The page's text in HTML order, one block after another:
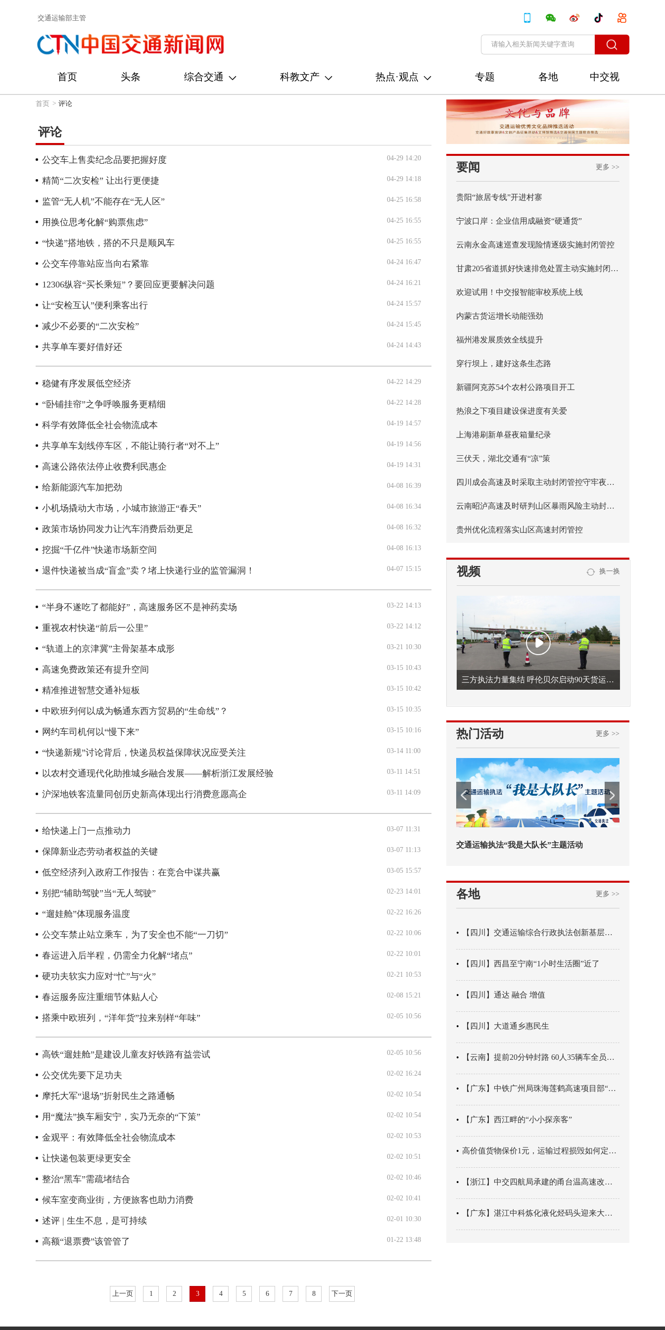
交通运输部主管
首页 头条 综合交通 科教文产 热点·观点 专题 各地
中交视
讯
首页 > 评论
评论
公交车上售卖纪念品要把握好度 04-29 14:20
精简“二次安检” 让出行更便捷 04-29 14:18
监管“无人机”不能存在“无人区” 04-25 16:58
用换位思考化解“购票焦虑” 04-25 16:55
“快递”搭地铁，搭的不只是顺风车 04-25 16:55
公交车停靠站应当向右紧靠 04-24 16:47
12306纵容“买长乘短”？要回应更要解决问题 04-24 16:21
让“安检互认”便利乘客出行 04-24 15:57
减少不必要的“二次安检” 04-24 15:45
共享单车要好借好还 04-24 14:43
稳健有序发展低空经济 04-22 14:29
“卧铺挂帘”之争呼唤服务更精细 04-22 14:28
科学有效降低全社会物流成本 04-19 14:57
共享单车划线停车区，不能让骑行者“对不上” 04-19 14:56
高速公路依法停止收费利民惠企 04-19 14:31
给新能源汽车加把劲 04-08 16:39
小机场撬动大市场，小城市旅游正“春天” 04-08 16:34
政策市场协同发力让汽车消费后劲更足 04-08 16:32
挖掘“千亿件”快递市场新空间 04-08 16:13
退件快递被当成“盲盒”卖？堵上快递行业的监管漏洞！ 04-07 15:15
“半身不遂吃了都能好”，高速服务区不是神药卖场 03-22 14:13
重视农村快递“前后一公里” 03-22 14:12
“轨道上的京津冀”主骨架基本成形 03-21 10:30
高速免费政策还有提升空间 03-15 10:43
精准推进智慧交通补短板 03-15 10:42
中欧班列何以成为畅通东西方贸易的“生命线”？ 03-15 10:35
网约车司机何以“慢下来” 03-15 10:16
“快递新规”讨论背后，快递员权益保障状况应受关注 03-14 11:00
以农村交通现代化助推城乡融合发展——解析浙江发展经验 03-11 14:51
沪深地铁客流量同创历史新高体现出行消费意愿高企 03-11 14:09
给快递上门一点推动力 03-07 11:31
保障新业态劳动者权益的关键 03-07 11:13
低空经济列入政府工作报告：在竞合中谋共赢 03-05 15:57
别把“辅助驾驶”当“无人驾驶” 02-23 14:01
“遛娃舱”体现服务温度 02-22 16:26
公交车禁止站立乘车，为了安全也不能“一刀切” 02-22 10:06
春运进入后半程，仍需全力化解“堵点” 02-22 10:01
硬功夫软实力应对“忙”与“火” 02-21 10:53
春运服务应注重细节体贴人心 02-08 15:21
搭乘中欧班列，“洋年货”拉来别样“年味” 02-05 10:56
高铁“遛娃舱”是建设儿童友好铁路有益尝试 02-05 10:56
公交优先要下足功夫 02-02 16:24
摩托大军“退场”折射民生之路通畅 02-02 10:54
用“魔法”换车厢安宁，实乃无奈的“下策” 02-02 10:54
金观平：有效降低全社会物流成本 02-02 10:53
让快递包装更绿更安全 02-02 10:51
整治“黑车”需疏堵结合 02-02 10:46
候车室变商业街，方便旅客也助力消费 02-02 10:41
述评 | 生生不息，是可持续 02-01 10:30
高额“退票费”该管管了 01-22 13:48
上一页 1 2 3 4 5 6 7 8 下一页
要闻 更多 >>
贵阳“旅居专线”开进村寨
宁波口岸：企业信用成融资“硬通货”
云南永金高速巡查发现险情逐级实施封闭管控
甘肃205省道抓好快速排危处置主动实施封闭管控
欢迎试用！中交报智能审校系统上线
内蒙古货运增长动能强劲
福州港发展质效全线提升
穿行坝上，建好这条生态路
新疆阿克苏54个农村公路项目开工
热浪之下项目建设保进度有关爱
上海港刷新单昼夜箱量纪录
三伏天，湖北交通有“凉”策
四川成会高速及时采取主动封闭管控守牢夜间安全防线
云南昭泸高速及时研判山区暴雨风险主动封闭管控
贵州优化流程落实山区高速封闭管控
视频 换一换
三方执法力量集结 呼伦贝尔启动90天货运车辆违法专项整治
热门活动 更多 >>
欢迎试用！中交报智能审校系统上线
各地 更多 >>
【四川】交通运输综合行政执法创新基层辖区治理“4+3” 新模式
【四川】西昌至宁南“1小时生活圈”近了
【四川】通达 融合 增值
【四川】大道通乡惠民生
【云南】提前20分钟封路 60人35辆车全员平安
【广东】中铁广州局珠海莲鹤高速项目部“靶向施训”筑牢应急处置防线
【广东】西江畔的“小小探亲客”
高价值货物保价1元，运输过程损毁如何定责？
【浙江】中交四航局承建的甬台温高速改扩建工程台州南段TJ06标段恢复双向通行
【广东】湛江中科炼化液化烃码头迎来大型外贸液化气船首靠